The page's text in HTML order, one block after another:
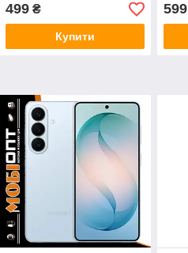
499₴
Купити
599